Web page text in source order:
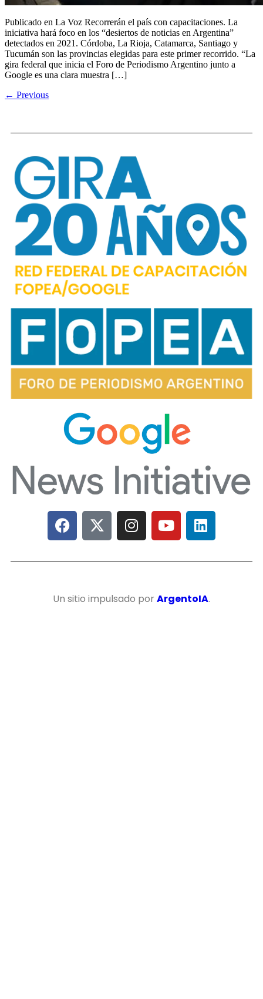
Publicado en La Voz Recorrerán el país con capacitaciones. La
iniciativa hará foco en los “desiertos de noticias en Argentina”
detectados en 2021. Córdoba, La Rioja, Catamarca, Santiago y
Tucumán son las provincias elegidas para este primer recorrido. “La
gira federal que inicia el Foro de Periodismo Argentino junto a
Google es una clara muestra […]
← Previous
Un sitio impulsado por ArgentoIA.